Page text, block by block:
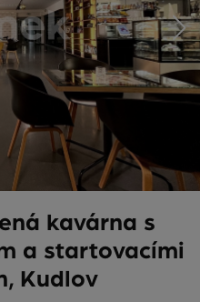
kavárna s
a startovacími
Kudlov